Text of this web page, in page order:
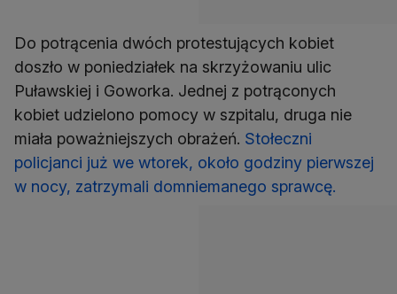
Do potrącenia dwóch protestujących kobiet
doszło w poniedziałek na skrzyżowaniu ulic
Puławskiej i Goworka. Jednej z potrąconych
kobiet udzielono pomocy w szpitalu, druga nie
miała poważniejszych obrażeń. Stołeczni
policjanci już we wtorek, około godziny pierwszej
w nocy, zatrzymali domniemanego sprawcę.